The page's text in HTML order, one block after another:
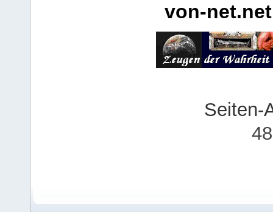
von-net.net
Seiten-